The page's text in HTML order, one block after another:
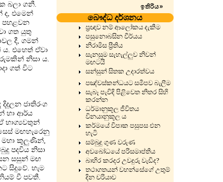
බලා ගනී.
ද, එමෙන්
පහළවන
ගත යුතු
දී, ගමන්
එහෙත් ඒවා
නිසා ය.
ගත් විට
ජාතිරංග
හා ආර්ය
භාග්‍යවතුන්
මඟහැරෙනු
මහා කුලුණින්,
පදවිය නිසා
සසුන් මඟ
සිදුවේ. හැම
වී පවතී.
ඉතිරිය»
බෞද්ධ දර්ශනය
ප්‍රඥාව නම් ආලෝකය දැකීම
පසුනොබසින වීර්යය
නිරාමිස ප්‍රීතිය
සැනසුම සැහැල්ලුව නිවන්
මඟටයි
සන්සුන් සිතක උදාරත්වය
පඤ්චස්කන්ධයට සමීපව බැලීම
සැබෑ පැවිදි පිළිවෙත නිතර සිහි
කරන්න
ධර්මානුකූල ජීවිතය
විනයානුකූල ය
කර්මයේ විපාක පසුපස එන
හැටි
සම්බුදු ගුණ වරුණ
අවබෝධයේ පරිසමාප්තිය
බාහිර කරදර උවදුරු වැඩිද?
තථාගතයන් වහන්සේගේ උතුම්
දින චරියාව